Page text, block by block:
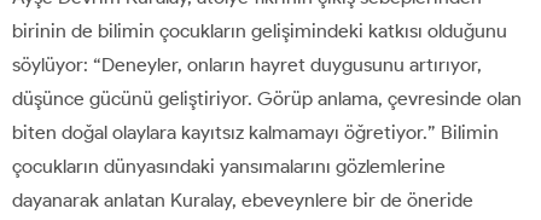
birinin de bilimin çocukların gelişimindeki katkısı olduğunu
söylüyor: “Deneyler, onların hayret duygusunu artırıyor,
düşünce gücünü geliştiriyor. Görüp anlama, çevresinde olan
biten doğal olaylara kayıtsız kalmamayı öğretiyor.” Bilimin
çocukların dünyasındaki yansımalarını gözlemlerine
dayanarak anlatan Kuralay, ebeveynlere bir de öneride